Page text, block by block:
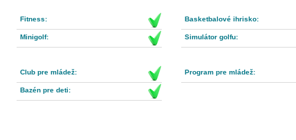
Fitness: Basketbalové ihrisko:
Minigolf: Simulátor golfu:
Club pre mládež: Program pre mládež:
Bazén pre deti: